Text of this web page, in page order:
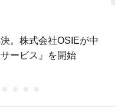
。株式会社OSIEが中
ービス』を開始